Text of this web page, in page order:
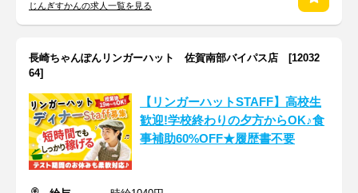
じんぎすかんの求人一覧を見る
長崎ちゃんぽんリンガーハット 佐賀南部バイパス店 [12032
64]
【リンガーハットSTAFF】高校生
歓迎!学校終わりの夕方からOK♪食
事補助60%OFF★履歴書不要